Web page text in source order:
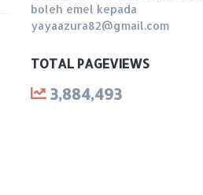
boleh emel kepada
yayaazura82@gmail.com
TOTAL PAGEVIEWS
3,884,493